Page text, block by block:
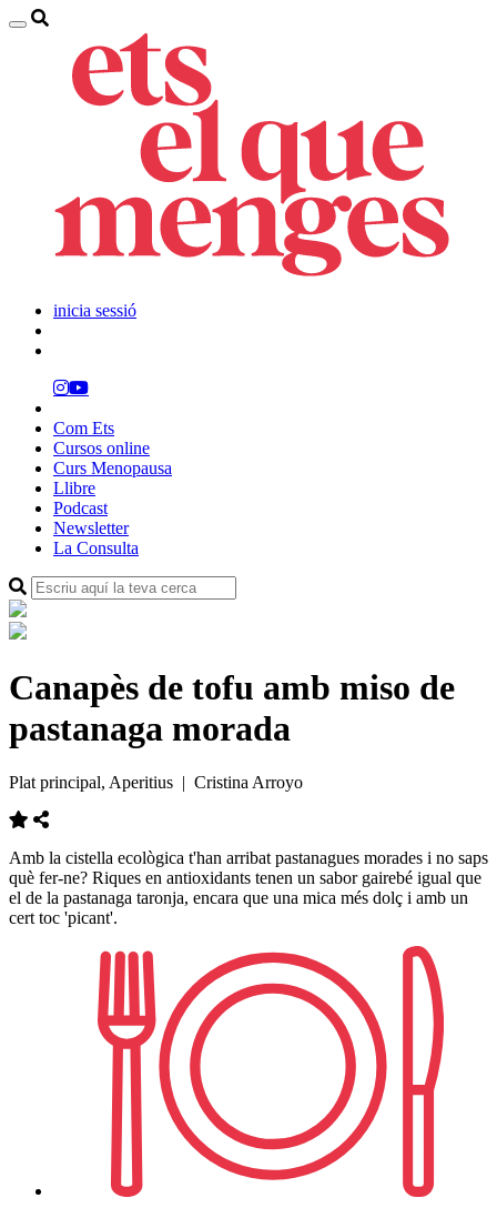
inicia sessió
Com Ets
Cursos online
Curs Menopausa
Llibre
Podcast
Newsletter
La Consulta
Canapès de tofu amb miso de
pastanaga morada
Plat principal, Aperitius | Cristina Arroyo
Amb la cistella ecològica t'han arribat pastanagues morades i no saps
què fer-ne? Riques en antioxidants tenen un sabor gairebé igual que
el de la pastanaga taronja, encara que una mica més dolç i amb un
cert toc 'picant'.